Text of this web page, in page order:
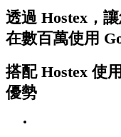
透過 Hostex，
在數百萬使用
搭配 Hostex 使
優勢